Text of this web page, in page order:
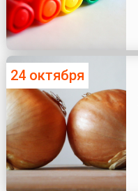
24 октября